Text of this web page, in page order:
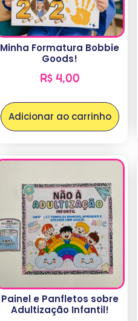
Minha Formatura Bobbie
Goods!
R$4,00
Adicionar ao carrinho
Painel e Panfletos sobre
Adultização Infantil!